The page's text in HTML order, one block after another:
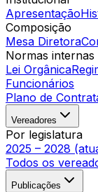
Apresentação
Composição
Mesa Diretora
Normas internas
Lei Orgânica
Funcionários
Plano de
Vereadores
Por legislatura
2025 – 2028
Todos os
Publicações